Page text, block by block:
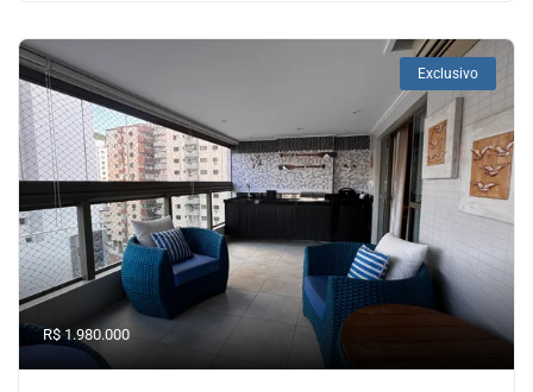
Exclusivo
R$ 1.980.000